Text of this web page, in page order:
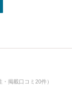
掲載口コミ20件）